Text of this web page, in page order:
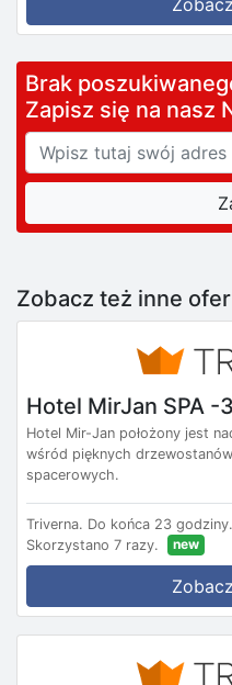
Brak
Zapisz się na nasz
Zobacz też inne
Hotel MirJan SPA -
Hotel Mir-Jan położony jest
wśród pięknych
spacerowych.
Triverna. Do końca 23 godziny.
Skorzystano 7 razy.
new